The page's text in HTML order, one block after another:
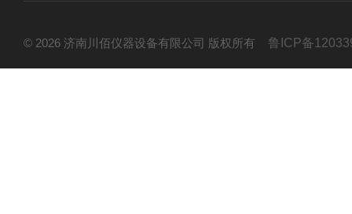
© 2026 济南川佰仪器设备有限公司 版权所有 鲁ICP备